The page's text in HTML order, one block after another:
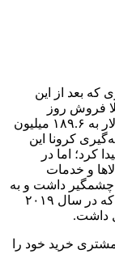
که بعد از این
فروش روز
بلک‌فرایدی در سال ۲۰۱۷ از از ۱۷۴.۶ میلیون دلار به ۱۸۹.۶ میلیون
همه‌گیری کرونا این
در سال ۲۰۲۰ کاهش پیدا کرد؛ اما در
و خدمات
داشت و به
مرز ۱۰۰ میلیون خرید رسید. این درحالی است که در سال ۲۰۱۹
سیاه، ۹۳ میلیون مشتری خرید خود را